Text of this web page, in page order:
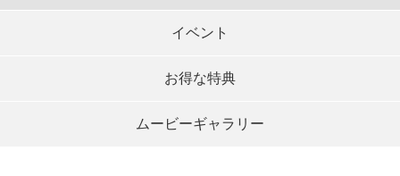
イベント
お得な特典
ムービーギャラリー